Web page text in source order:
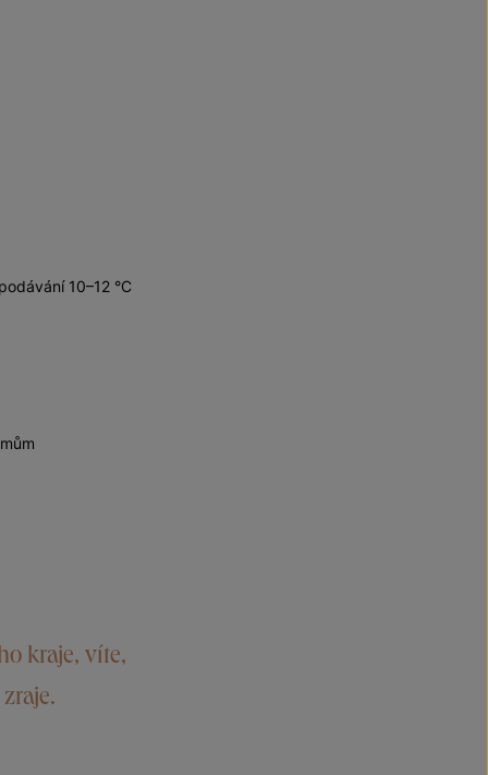
10–12 °C
kraje, víte,